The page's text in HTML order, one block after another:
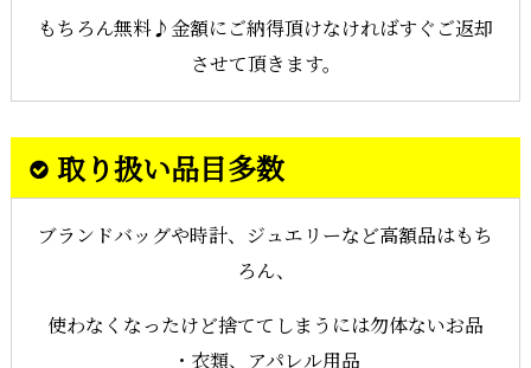
もちろん無料♪金額にご納得頂けなければすぐご返却
させて頂きます。
取り扱い品目多数
ブランドバッグや時計、ジュエリーなど高額品はもち
ろん、
使わなくなったけど捨ててしまうには勿体ないお品
・衣類、アパレル用品